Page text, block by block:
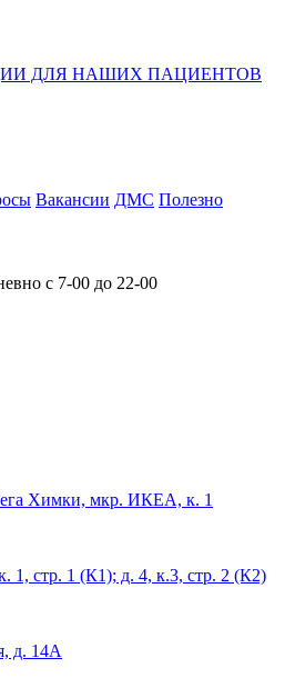
ДЛЯ НАШИХ ПАЦИЕНТОВ
Вакансии ДМС Полезно
с 7-00 до 22-00
Химки, мкр. ИКЕА, к. 1
1, стр. 1 (К1); д. 4, к.3, стр. 2 (К2)
д. 14А